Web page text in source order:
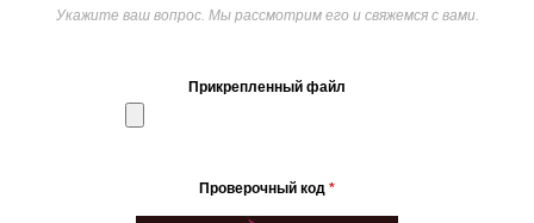
Укажите ваш вопрос. Мы рассмотрим его и свяжемся с вами.
Прикрепленный файл
Проверочный код *